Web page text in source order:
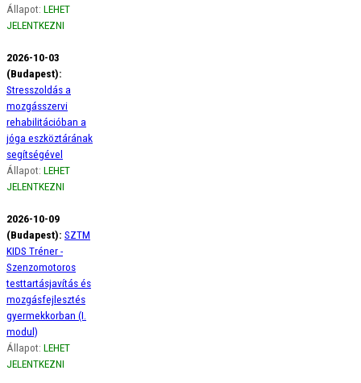
Állapot: LEHET
JELENTKEZNI
2026-10-03
(Budapest):
Stresszoldás a
mozgásszervi
rehabilitációban a
jóga eszköztárának
segítségével
Állapot: LEHET
JELENTKEZNI
2026-10-09
(Budapest): SZTM
KIDS Tréner -
Szenzomotoros
testtartásjavítás és
mozgásfejlesztés
gyermekkorban (I.
modul)
Állapot: LEHET
JELENTKEZNI